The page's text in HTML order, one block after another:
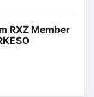
RXZ Member